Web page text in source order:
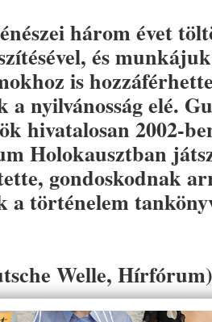
három évet
és
is
a nyilvánosság elé.
hivatalosan 2002-
Holokausztban
gondoskodnak
a történelem
Welle, Hírfórum)